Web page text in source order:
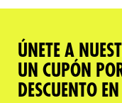
ÚNETE A
UN CUPÓN
DESCUENTO